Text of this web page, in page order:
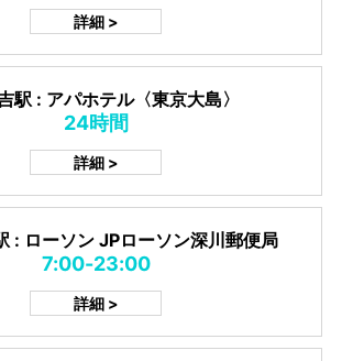
詳細 >
駅 : アパホテル〈東京大島〉
24時間
詳細 >
: ローソン JPローソン深川郵便局
7:00-23:00
詳細 >